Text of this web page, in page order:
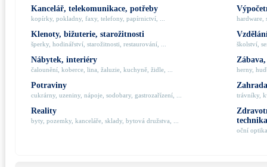
Kancelář, telekomunikace, potřeby
kopírky, pokladny, faxy, telefony, papírnictví, ...
Klenoty, bižuterie, starožitnosti
šperky, hodinářství, starožitnosti, restaurování, ...
Nábytek, interiéry
čalounění, koberce, lina, žaluzie, kuchyně, židle, ...
Potraviny
cukrárny, uzeniny, nápoje, sodobary, gastrozařízení, ...
Reality
byty, pozemky, kanceláře, sklady, bytová družstva, ...
hardware,
školství,
herny,
trávníky,
technika
oční